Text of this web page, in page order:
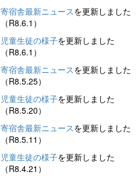
寄宿舎最新ニュースを更新しました
（R8.6.1）
児童生徒の様子を更新しました
（R8.6.1）
寄宿舎最新ニュースを更新しました
（R8.5.25）
児童生徒の様子を更新しました
（R8.5.20）
寄宿舎最新ニュースを更新しました
（R8.5.11）
児童生徒の様子を更新しました
（R8.4.21）